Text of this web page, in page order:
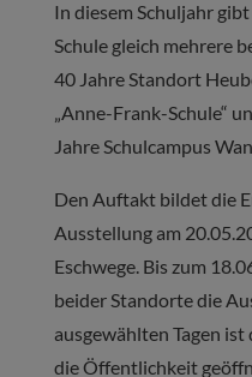
In diesem Schuljahr
Schule gleich mehrere
40 Jahre Standort
„Anne-Frank-Schule“
Jahre Schulcampus
Den Auftakt bildet die
Ausstellung am
Eschwege. Bis zum
beider Standorte die
ausgewählten Tagen
die Öffentlichkeit